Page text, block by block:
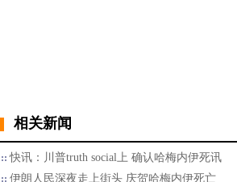
相关新闻
快讯：川普truth social上 确认哈梅内伊死讯
伊朗人民深夜走上街头 庆贺哈梅内伊死亡